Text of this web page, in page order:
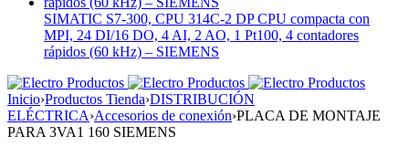
SIMATIC S7-300, CPU 314C-2 DP CPU compacta con
MPI, 24 DI/16 DO, 4 AI, 2 AO, 1 Pt100, 4 contadores
rápidos (60 kHz) – SIEMENS
Inicio›Productos Tienda›DISTRIBUCIÓN
ELÉCTRICA›Accesorios de conexión›PLACA DE MONTAJE
PARA 3VA1 160 SIEMENS